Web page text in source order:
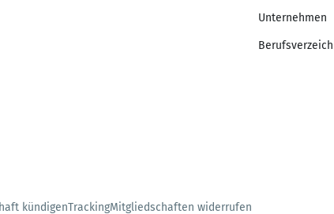
Unternehmen
kündigenTrackingMitgliedschaften widerrufen